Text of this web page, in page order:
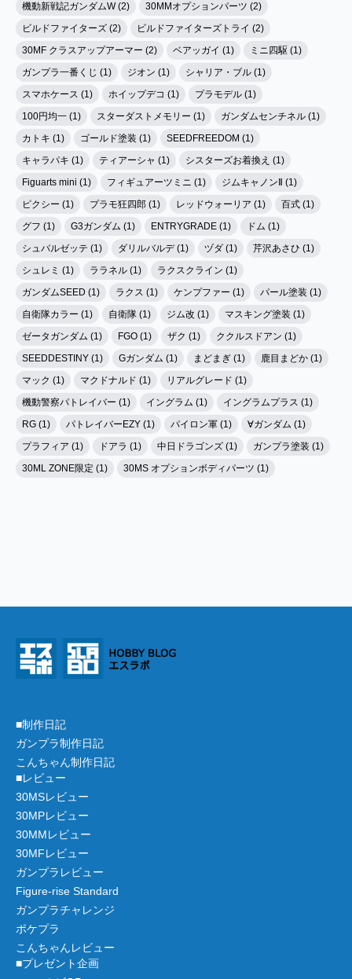
機動新戦記ガンダムW (2)
30MMオプションパーツ (2)
ビルドファイターズ (2)
ビルドファイターズトライ (2)
30MF クラスアップアーマー (2)
ベアッガイ (1)
ミニ四駆 (1)
ガンプラ一番くじ (1)
ジオン (1)
シャリア・ブル (1)
スマホケース (1)
ホイップデコ (1)
プラモデル (1)
100円均一 (1)
スターダストメモリー (1)
ガンダムセンチネル (1)
カトキ (1)
ゴールド塗装 (1)
SEEDFREEDOM (1)
キャラパキ (1)
ティアーシャ (1)
シスターズお着換え (1)
Figuarts mini (1)
フィギュアーツミニ (1)
ジムキャノンⅡ (1)
ピクシー (1)
プラモ狂四郎 (1) レッドウォーリア (1)
百式 (1)
グフ (1)
G3ガンダム (1) ENTRYGRADE (1)
ドム (1)
シュバルゼッテ (1)
ダリルバルデ (1) ヅダ (1)
芹沢あさひ (1)
シュレミ (1)
ララネル (1)
ラクスクライン (1)
ガンダムSEED (1)
ラクス (1) ケンプファー (1)
パール塗装 (1)
自衛隊カラー (1)
自衛隊 (1) ジム改 (1)
マスキング塗装 (1)
ゼータガンダム (1)
FGO (1) ザク (1)
ククルスドアン (1)
SEEDDESTINY (1)
Gガンダム (1) まどまぎ (1)
鹿目まどか (1)
マック (1)
マクドナルド (1)
リアルグレード (1)
機動警察パトレイバー (1)
イングラム (1)
イングラムプラス (1)
RG (1)
パトレイバーEZY (1) パイロン軍 (1)
∀ガンダム (1)
プラフィア (1)
ドアラ (1) 中日ドラゴンズ (1)
ガンプラ塗装 (1)
30ML ZONE限定 (1)
30MS オプションボディパーツ (1)
■制作日記
ガンプラ制作日記
こんちゃん制作日記
■レビュー
30MSレビュー
30MPレビュー
30MMレビュー
30MFレビュー
ガンプラレビュー
Figure-rise Standard
ガンプラチャレンジ
ポケプラ
こんちゃんレビュー
■プレゼント企画